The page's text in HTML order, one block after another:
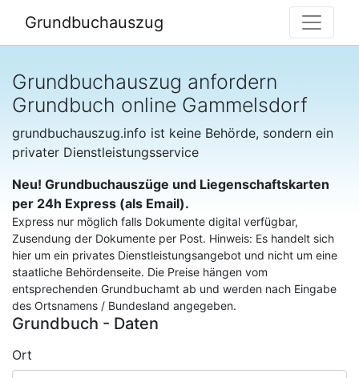
Grundbuchauszug
Grundbuchauszug anfordern
Grundbuch online Gammelsdorf
grundbuchauszug.info ist keine Behörde, sondern ein
privater Dienstleistungsservice
Neu! Grundbuchauszüge und Liegenschaftskarten
per 24h Express (als Email).
Express nur möglich falls Dokumente digital verfügbar,
Zusendung der Dokumente per Post. Hinweis: Es handelt sich
hier um ein privates Dienstleistungsangebot und nicht um eine
staatliche Behördenseite. Die Preise hängen vom
entsprechenden Grundbuchamt ab und werden nach Eingabe
des Ortsnamens / Bundesland angegeben.
Grundbuch - Daten
Ort